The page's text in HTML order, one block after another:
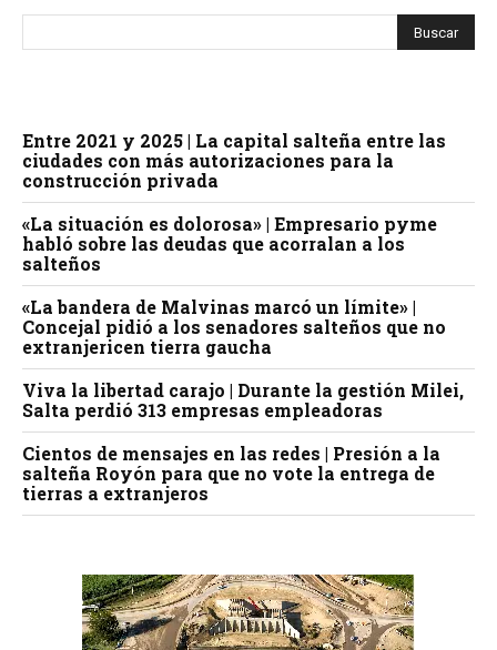
Entre 2021 y 2025 | La capital salteña entre las
ciudades con más autorizaciones para la
construcción privada
«La situación es dolorosa» | Empresario pyme
habló sobre las deudas que acorralan a los
salteños
«La bandera de Malvinas marcó un límite» |
Concejal pidió a los senadores salteños que no
extranjericen tierra gaucha
Viva la libertad carajo | Durante la gestión Milei,
Salta perdió 313 empresas empleadoras
Cientos de mensajes en las redes | Presión a la
salteña Royón para que no vote la entrega de
tierras a extranjeros